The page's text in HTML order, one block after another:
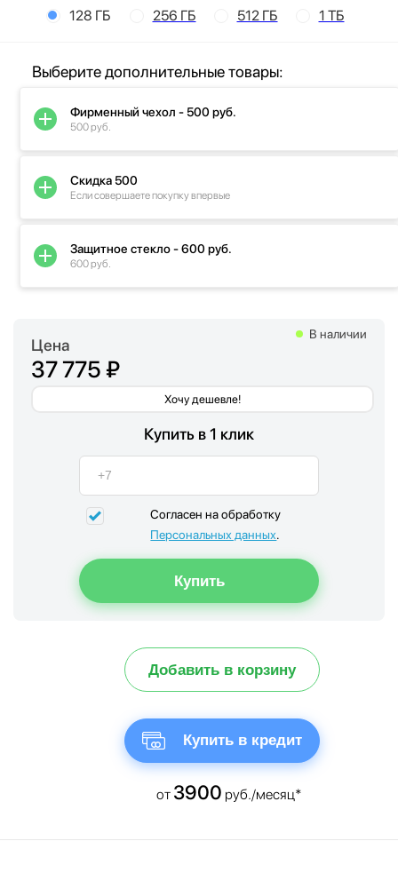
128 ГБ 256 ГБ 512 ГБ 1 ТБ
Цена
37 775 ₽
Хочу дешевле!
В наличии
Купить в 1 клик
Согласен на обработку
Персональных данных.
Добавить в корзину
Купить в кредит
от 3900 руб./месяц*
Выберите дополнительные товары:
Фирменный чехол - 500 руб.
500 руб.
Скидка 500
Если совершаете покупку впервые
Защитное стекло - 600 руб.
600 руб.